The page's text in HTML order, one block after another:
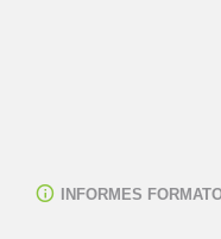
INFORMES